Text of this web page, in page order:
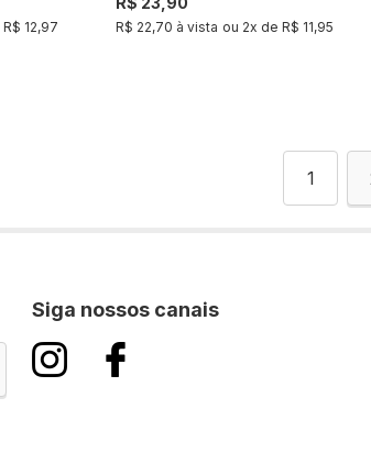
R$ 12,97 R$ 22,70 à vista ou 2x deR$ 11,95
Você
1
Siga nossos canais